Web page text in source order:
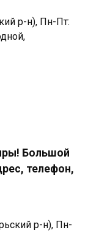
р-н), Пн-Пт:
Большой
телефон,
р-н), Пн-